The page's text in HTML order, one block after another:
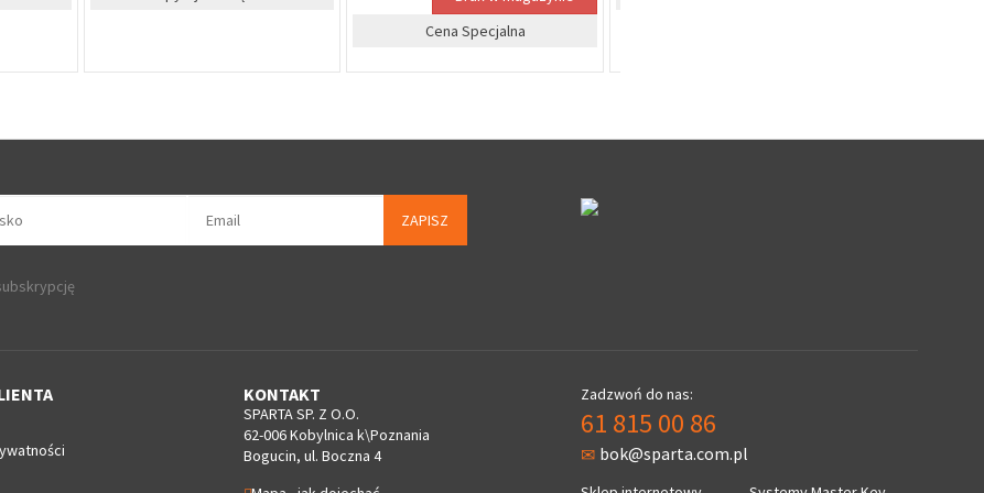
ZAPISZ
KONTAKT
SPARTA SP. Z O.O.
62-006 Kobylnica k\Poznania
Bogucin, ul. Boczna 4
Zadzwoń do nas:
61 815 00 86
bok@sparta.com.pl